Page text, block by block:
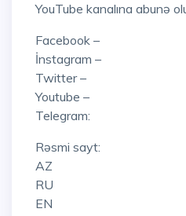
YouTube kanalına abunə
Facebook –
İnstagram –
Twitter –
Youtube –
Telegram:
Rəsmi sayt:
AZ
RU
EN